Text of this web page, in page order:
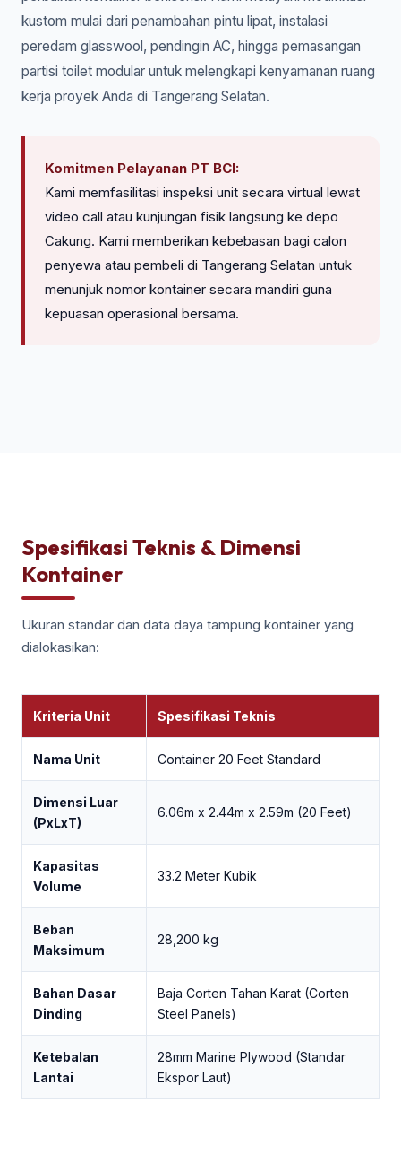
kustom mulai dari penambahan pintu lipat, instalasi
peredam glasswool, pendingin AC, hingga pemasangan
partisi toilet modular untuk melengkapi kenyamanan ruang
kerja proyek Anda di Tangerang Selatan.
Komitmen Pelayanan PT BCI:
Kami memfasilitasi inspeksi unit secara virtual lewat
video call atau kunjungan fisik langsung ke depo
Cakung. Kami memberikan kebebasan bagi calon
penyewa atau pembeli di Tangerang Selatan untuk
menunjuk nomor kontainer secara mandiri guna
kepuasan operasional bersama.
Spesifikasi Teknis & Dimensi
Kontainer
Ukuran standar dan data daya tampung kontainer yang
dialokasikan:
Kriteria Unit Spesifikasi Teknis
Nama Unit Container 20 Feet Standard
Dimensi Luar
(PxLxT)
6.06m x 2.44m x 2.59m (20 Feet)
Kapasitas
Volume
33.2 Meter Kubik
Beban
Maksimum
28,200 kg
Bahan Dasar
Dinding
Baja Corten Tahan Karat (Corten
Steel Panels)
Ketebalan
Lantai
28mm Marine Plywood (Standar
Ekspor Laut)